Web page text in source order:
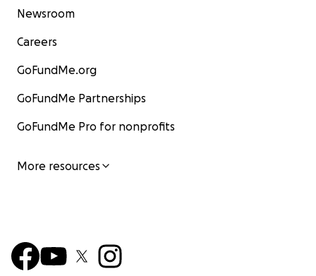
Newsroom
Careers
GoFundMe.org
GoFundMe Partnerships
GoFundMe Pro for nonprofits
More resources